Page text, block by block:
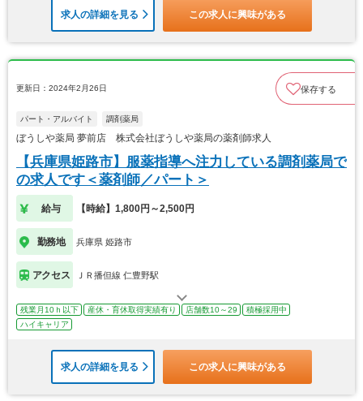
求人の詳細を見る この求人に興味がある
更新日：2024年2月26日 保存する
パート・アルバイト 調剤薬局
ぼうしや薬局 夢前店 株式会社ぼうしや薬局の薬剤師求人
【兵庫県姫路市】服薬指導へ注力している調剤薬局で
の求人です＜薬剤師／パート＞
給与 【時給】1,800円～2,500円
勤務地 兵庫県 姫路市
アクセス ＪＲ播但線 仁豊野駅
残業月10ｈ以下 産休・育休取得実績有り 店舗数10～29
積極採用中
ハイキャリア
求人の詳細を見る この求人に興味がある